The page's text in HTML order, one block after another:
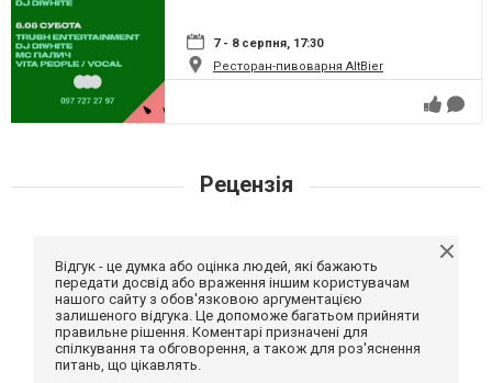
7 - 8 серпня, 17:30
Ресторан-пивоварня AltBier
Рецензія
Відгук - це думка або оцінка людей, які бажають
передати досвід або враження іншим користувачам
нашого сайту з обов'язковою аргументацією
залишеного відгука. Це допоможе багатьом прийняти
правильне рішення. Коментарі призначені для
спілкування та обговорення, а також для роз'яснення
питань, що цікавлять.